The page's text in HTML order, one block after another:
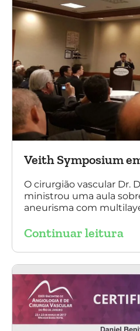
Veith Symposium
O cirurgião vascular Dr.
ministrou uma aula
aneurisma com
Continuar leitura